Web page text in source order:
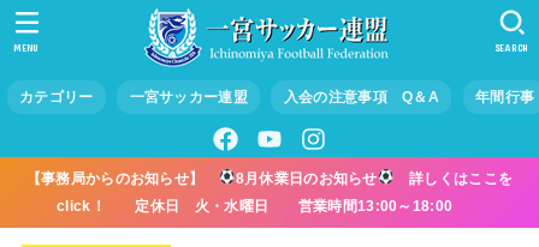
カテゴリー 一宮サッカー連盟 入会の注意事項 Q＆A 年間行事
SEARCH
MENU
【事務局からのお知らせ】 8月休業日のお知らせ
詳しくはここを
click！ 定休日 火・水曜日 営業時間13:00～18:00